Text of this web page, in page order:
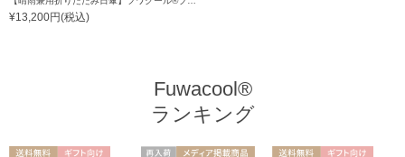
¥13,200円(税込)
Fuwacool®
ランキング